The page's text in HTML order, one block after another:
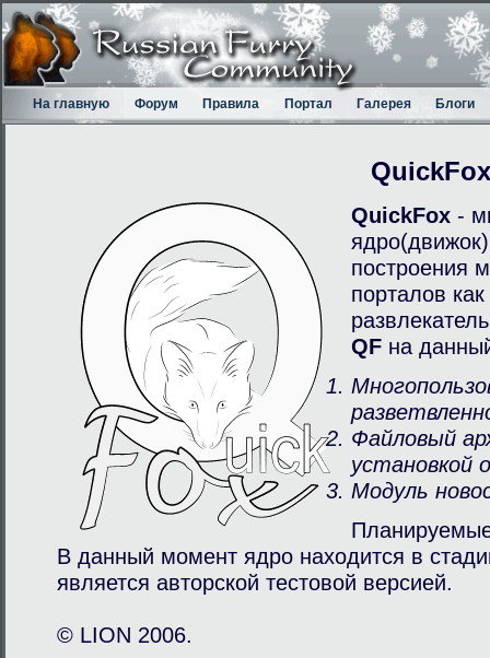
На главную Форум Правила Портал Галерея Блоги
QuickFox
QuickFox -
построения
порталов
QF на
Файловый
установкой
Модуль
В данный момент ядро находится в
является авторcкой тестовой версией.
© LION 2006.